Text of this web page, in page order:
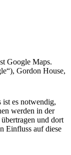
Google Maps.
Gordon House,
es notwendig,
werden in der
und dort
Einfluss auf diese